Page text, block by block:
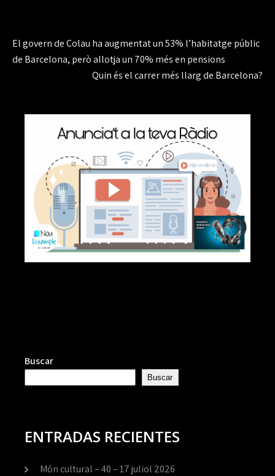
Navegación
de
El govern de Colau ha augmentat un 53% l’habitatge públic
de Barcelona, ​​però allotja un 70% més en pensions
Quin és el carrer més llarg de Barcelona?
Buscar
Buscar
ENTRADAS RECIENTES
Món cultural – 40 – 17 juliol 2026